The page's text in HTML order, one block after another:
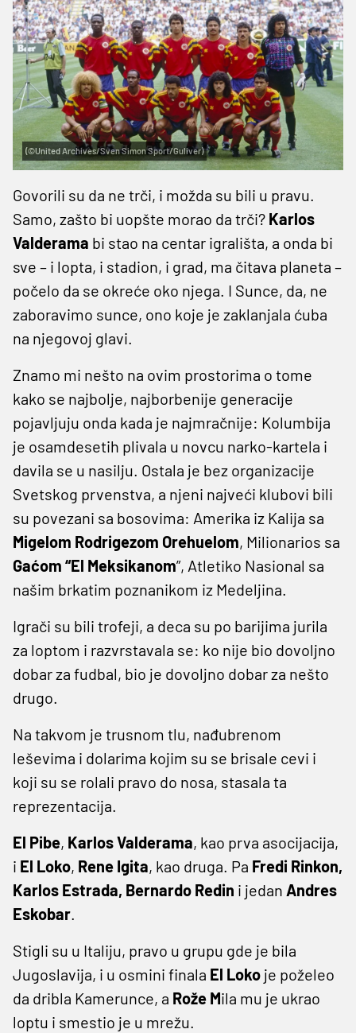
(©United Archives/Sven Simon Sport/Guliver)
Govorili su da ne trči, i možda su bili u pravu.
Samo, zašto bi uopšte morao da trči? Karlos
Valderama bi stao na centar igrališta, a onda bi
sve – i lopta, i stadion, i grad, ma čitava planeta –
počelo da se okreće oko njega. I Sunce, da, ne
zaboravimo sunce, ono koje je zaklanjala ćuba
na njegovoj glavi.
Znamo mi nešto na ovim prostorima o tome
kako se najbolje, najborbenije generacije
pojavljuju onda kada je najmračnije: Kolumbija
je osamdesetih plivala u novcu narko-kartela i
davila se u nasilju. Ostala je bez organizacije
Svetskog prvenstva, a njeni najveći klubovi bili
su povezani sa bosovima: Amerika iz Kalija sa
Migelom Rodrigezom Orehuelom, Milionarios sa
Gaćom “El Meksikanom”, Atletiko Nasional sa
našim brkatim poznanikom iz Medeljina.
Igrači su bili trofeji, a deca su po barijima jurila
za loptom i razvrstavala se: ko nije bio dovoljno
dobar za fudbal, bio je dovoljno dobar za nešto
drugo.
Na takvom je trusnom tlu, nađubrenom
leševima i dolarima kojim su se brisale cevi i
koji su se rolali pravo do nosa, stasala ta
reprezentacija.
El Pibe, Karlos Valderama, kao prva asocijacija,
i El Loko, Rene Igita, kao druga. Pa Fredi Rinkon,
Karlos Estrada, Bernardo Redin i jedan Andres
Eskobar.
Stigli su u Italiju, pravo u grupu gde je bila
Jugoslavija, i u osmini finala El Loko je poželeo
da dribla Kamerunce, a Rože Mila mu je ukrao
loptu i smestio je u mrežu.